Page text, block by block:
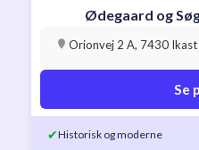
Ødegaard og
Orionvej 2 A, 7430 Ikast
Se
✔Historisk og moderne